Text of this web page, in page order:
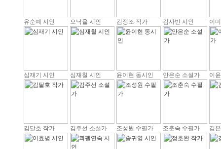
유순예 시인 오낙율 시인 김정조 작가 김사빈 시인 이
심재기 시인 심재칠 시인 윤이현 동시인 안은순 소설가 이
김달호 작가 김주선 소설가 조성원 수필가 조춘숙 수필가 김